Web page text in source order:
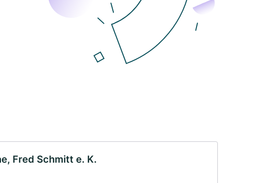
Fred Schmitt e. K.